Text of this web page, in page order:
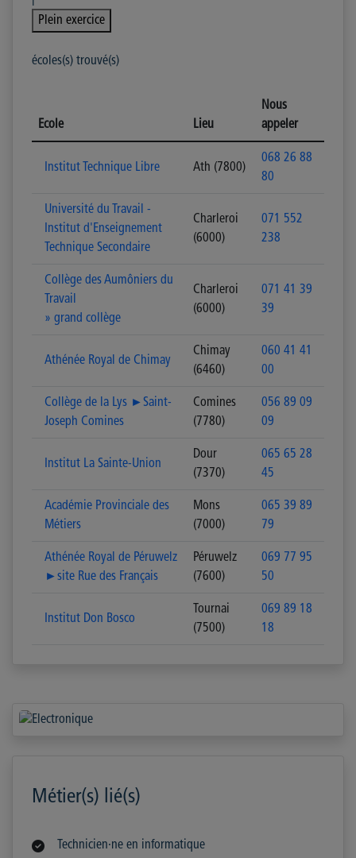
Plein exercice
écoles(s) trouvé(s)
Ecole Lieu
Nous
appeler
Institut Technique Libre Ath (7800)
068 26 88
80
Université du Travail -
Institut d'Enseignement
Technique Secondaire
Charleroi
(6000)
071 552
238
Collège des Aumôniers du
Travail
» grand collège
Charleroi
(6000)
071 41 39
39
Athénée Royal de Chimay
Chimay
(6460)
060 41 41
00
Collège de la Lys ►Saint-
Joseph Comines
Comines
(7780)
056 89 09
09
Institut La Sainte-Union
Dour
(7370)
065 65 28
45
Académie Provinciale des
Métiers
Mons
(7000)
065 39 89
79
Athénée Royal de Péruwelz
►site Rue des Français
Péruwelz
(7600)
069 77 95
50
Institut Don Bosco
Tournai
(7500)
069 89 18
18
Métier(s) lié(s)
Technicien·ne en informatique